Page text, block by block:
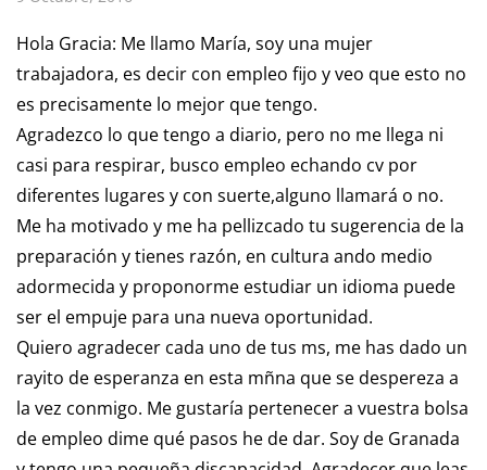
Hola Gracia: Me llamo María, soy una mujer
trabajadora, es decir con empleo fijo y veo que esto no
es precisamente lo mejor que tengo.
Agradezco lo que tengo a diario, pero no me llega ni
casi para respirar, busco empleo echando cv por
diferentes lugares y con suerte,alguno llamará o no.
Me ha motivado y me ha pellizcado tu sugerencia de la
preparación y tienes razón, en cultura ando medio
adormecida y proponorme estudiar un idioma puede
ser el empuje para una nueva oportunidad.
Quiero agradecer cada uno de tus ms, me has dado un
rayito de esperanza en esta mñna que se despereza a
la vez conmigo. Me gustaría pertenecer a vuestra bolsa
de empleo dime qué pasos he de dar. Soy de Granada